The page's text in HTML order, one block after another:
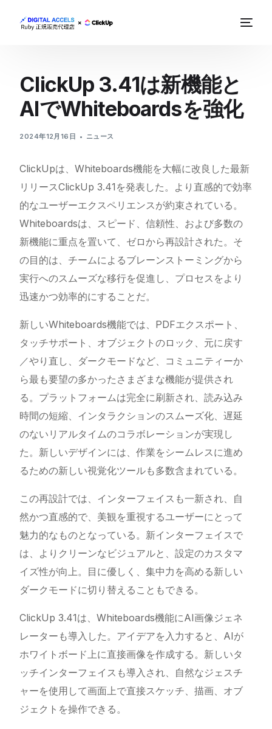
ClickUp 3.41は新機能と
AIでWhiteboardsを強化
2024年12月16日 ニュース
ClickUpは、Whiteboards機能を大幅に改良した最新
リリースClickUp 3.41を発表した。より直感的で効率
的なユーザーエクスペリエンスが約束されている。
Whiteboardsは、スピード、信頼性、および多数の
新機能に重点を置いて、ゼロから再設計された。そ
の目的は、チームによるブレーンストーミングから
実行へのスムーズな移行を促進し、プロセスをより
迅速かつ効率的にすることだ。
新しいWhiteboards機能では、PDFエクスポート、
タッチサポート、オブジェクトのロック、元に戻す
／やり直し、ダークモードなど、コミュニティーか
ら最も要望の多かったさまざまな機能が提供され
る。プラットフォームは完全に刷新され、読み込み
時間の短縮、インタラクションのスムーズ化、遅延
のないリアルタイムのコラボレーションが実現し
た。新しいデザインには、作業をシームレスに進め
るための新しい視覚化ツールも多数含まれている。
この再設計では、インターフェイスも一新され、自
然かつ直感的で、美観を重視するユーザーにとって
魅力的なものとなっている。新インターフェイスで
は、よりクリーンなビジュアルと、設定のカスタマ
イズ性が向上。目に優しく、集中力を高める新しい
ダークモードに切り替えることもできる。
ClickUp 3.41は、Whiteboards機能にAI画像ジェネ
レーターも導入した。アイデアを入力すると、AIが
ホワイトボード上に直接画像を作成する。新しいタ
ッチインターフェイスも導入され、自然なジェスチ
ャーを使用して画面上で直接スケッチ、描画、オブ
ジェクトを操作できる。